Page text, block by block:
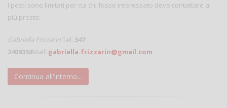
I posti sono limitati per cui chi fosse interessato deve contattare al
più presto:
Gabriella FrizzarinTel. 347
2409350Mail: gabriella.frizzarin@gmail.com
Continua all'interno...